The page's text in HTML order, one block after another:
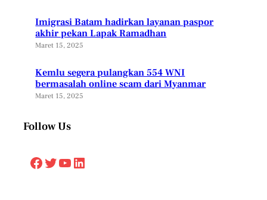
Imigrasi Batam hadirkan layanan paspor
akhir pekan Lapak Ramadhan
Maret 15, 2025
Kemlu segera pulangkan 554 WNI
bermasalah online scam dari Myanmar
Maret 15, 2025
Follow Us
Facebook Twitter YouTube LinkedIn